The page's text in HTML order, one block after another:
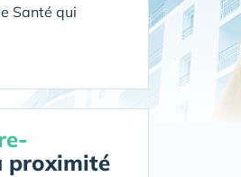
Santé qui
proximité